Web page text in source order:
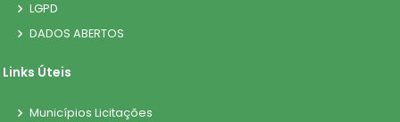
LGPD
DADOS ABERTOS
Links Úteis
Municípios Licitações